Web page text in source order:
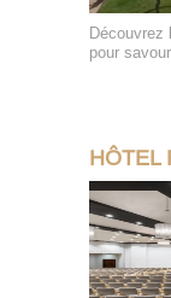
Découvrez
pour
HÔTEL